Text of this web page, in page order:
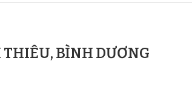
THIÊU, BÌNH DƯƠNG